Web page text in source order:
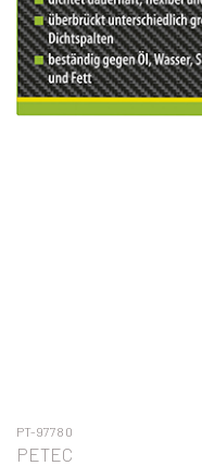
PT-97780
PETEC